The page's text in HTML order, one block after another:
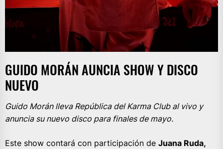
GUIDO MORÁN AUNCIA SHOW Y DISCO
NUEVO
Guido Morán lleva República del Karma Club al vivo y
anuncia su nuevo disco para finales de mayo.
Este show contará con participación de Juana Ruda,